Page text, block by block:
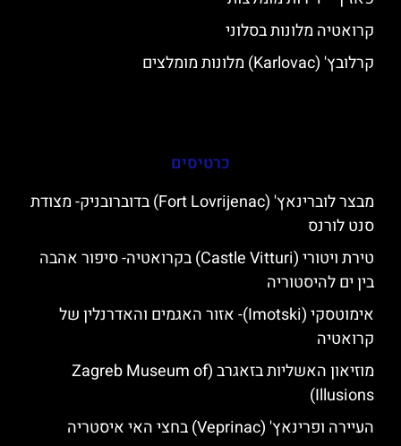
קרואטיה מלונות בסלוני
קרלובץ' (Karlovac) מלונות מומלצים
כרטיסים
מבצר לוברינאץ' (Fort Lovrijenac) בדוברובניק- מצודת
סנט לורנס
טירת ויטורי (Castle Vitturi) בקרואטיה- סיפור אהבה
בין ים להיסטוריה
אימוטסקי (Imotski)- אזור האגמים והאדרנלין של
קרואטיה
מוזיאון האשליות בזאגרב (Zagreb Museum of
Illusions)
העיירה ופרינאץ' (Veprinac) בחצי האי איסטריה